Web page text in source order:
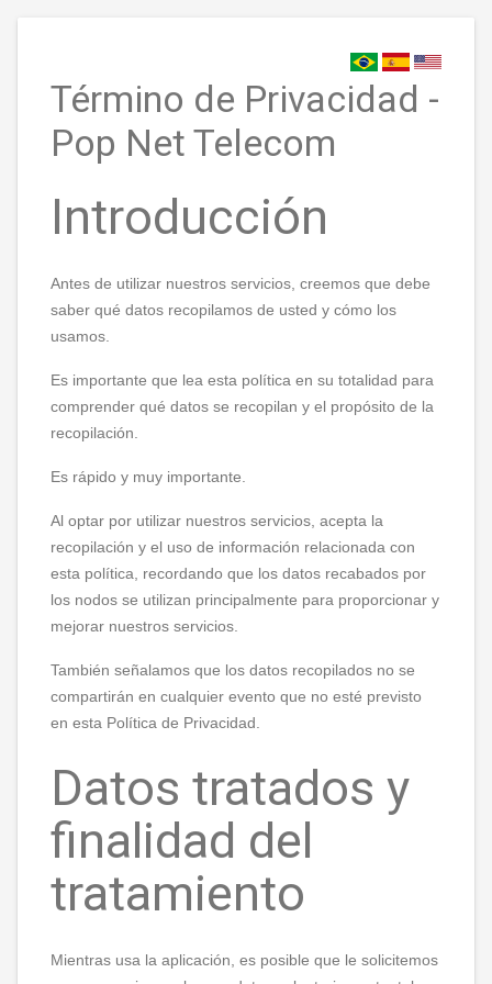
Término de Privacidad -
Pop Net Telecom
Introducción
Antes de utilizar nuestros servicios, creemos que debe
saber qué datos recopilamos de usted y cómo los
usamos.
Es importante que lea esta política en su totalidad para
comprender qué datos se recopilan y el propósito de la
recopilación.
Es rápido y muy importante.
Al optar por utilizar nuestros servicios, acepta la
recopilación y el uso de información relacionada con
esta política, recordando que los datos recabados por
los nodos se utilizan principalmente para proporcionar y
mejorar nuestros servicios.
También señalamos que los datos recopilados no se
compartirán en cualquier evento que no esté previsto
en esta Política de Privacidad.
Datos tratados y
finalidad del
tratamiento
Mientras usa la aplicación, es posible que le solicitemos